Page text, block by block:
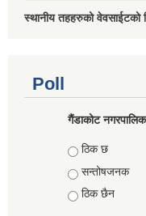
स्थानीय तहहरुको वेवसाईटको
Poll
गैंडाकोट
Choices
ठिक छ
सन्तोषजनक
ठिक छैन